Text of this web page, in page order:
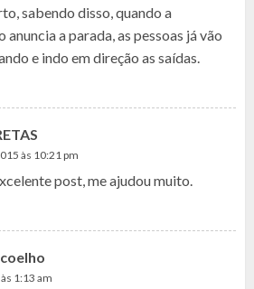
sabendo disso, quando a
anuncia a parada, as pessoas já vão
e indo em direção as saídas.
às 10:21 pm
post, me ajudou muito.
1:13 am